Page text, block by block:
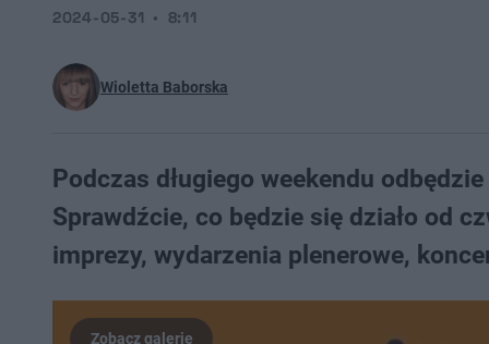
Wioletta Baborska
2024-05-31 8:11
Podczas długiego weekendu
Sprawdźcie, co będzie się działo od
imprezy, wydarzenia plenerowe,